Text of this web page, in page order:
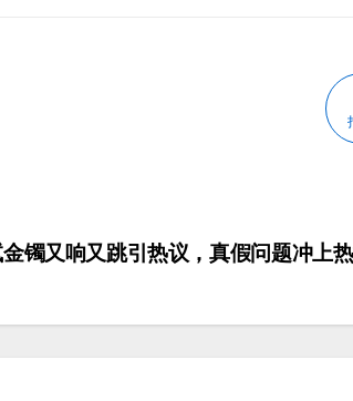
镯又响又跳引热议，真假问题冲上